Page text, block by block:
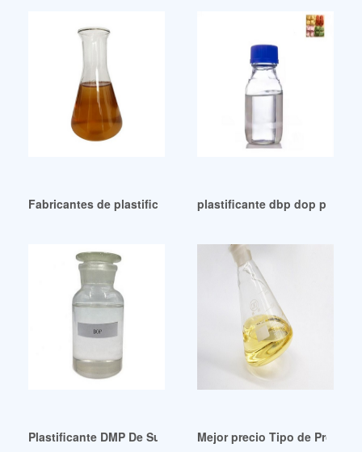
Fabricantes de plastificantes de buena estabilidad en Perú
plastificante dbp dop
Plastificante DMP De Suministro De Grado Industrial En
Mejor precio Tipo de